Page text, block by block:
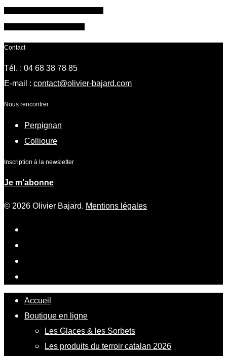
Contact
Tél. : 04 68 38 78 85
E-mail : contact@olivier-bajard.com
Nous rencontrer
Perpignan
Collioure
Inscription à la newsletter
Je m’abonne
© 2026 Olivier Bajard. Mentions légales
Accueil
Boutique en ligne
Les Glaces & les Sorbets
Les produits du terroir catalan 2026